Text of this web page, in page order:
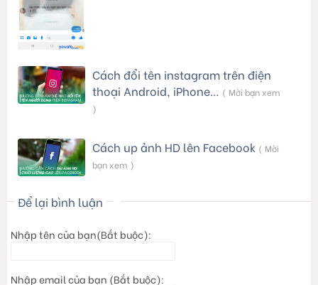
Cách đổi tên instagram trên điện
thoại Android, iPhone… ( Mời bạn xem
)
Cách up ảnh HD lên Facebook ( Mời
bạn xem )
Để lại bình luận
Nhập tên của bạn(Bắt buộc):
Nhập email của bạn (Bắt buộc):